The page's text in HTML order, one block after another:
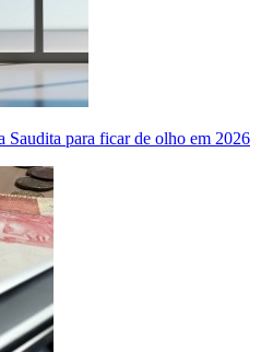
Saudita para ficar de olho em 2026